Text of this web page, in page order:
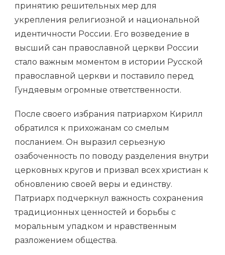
принятию решительных мер для
укрепления религиозной и национальной
идентичности России. Его возведение в
высший сан православной церкви России
стало важным моментом в истории Русской
православной церкви и поставило перед
Гундяевым огромные ответственности.
После своего избрания патриархом Кирилл
обратился к прихожанам со смелым
посланием. Он выразил серьезную
озабоченность по поводу разделения внутри
церковных кругов и призвал всех христиан к
обновлению своей веры и единству.
Патриарх подчеркнул важность сохранения
традиционных ценностей и борьбы с
моральным упадком и нравственным
разложением общества.